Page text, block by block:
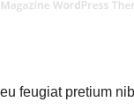
feugiat pretium